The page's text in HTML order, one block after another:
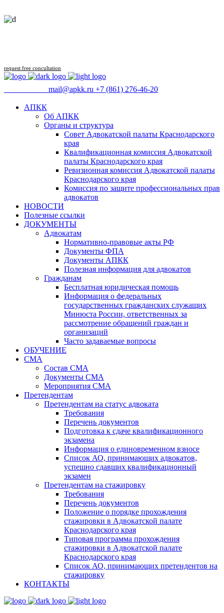
request free concultation
mail@apkk.ru +7 (861) 276-46-20
АПКК
Об АПКК
Органы и структура
Совет Адвокатской палаты Краснодарского
края
Квалификационная комиссия Адвокатской
палаты Краснодарского края
Ревизионная комиссия Адвокатской палаты
Краснодарского края
Комиссия по защите профессиональных прав
адвокатов
НОВОСТИ
Полезные ссылки
ДОКУМЕНТЫ
Адвокатам
Нормативно-правовые акты РФ
Документы ФПА
Документы АПКК
Полезная информация для адвокатов
Гражданам
Бесплатная юридическая помощь
Информация о федеральных
государственных гражданских служащих
Минюста России, ответственных за
рассмотрение обращений граждан и
организаций
Часто задаваемые вопросы
ОБУЧЕНИЕ
СМА
Состав СМА
Документы СМА
Мероприятия СМА
Претендентам
Претендентам на статус адвоката
Требования
Перечень документов
Подготовка к сдаче квалификационного
экзамена
Информация о единовременном взносе
Список АО, принимающих адвокатов,
успешно сдавших квалификационный
экзамен
Претендентам на стажировку
Требования
Перечень документов
Положение о порядке прохождения
стажировки в Адвокатской палате
Краснодарского края
Типовая программа прохождения
стажировки в Адвокатской палате
Краснодарского края
Список АО, принимающих претендентов на
стажировку
КОНТАКТЫ